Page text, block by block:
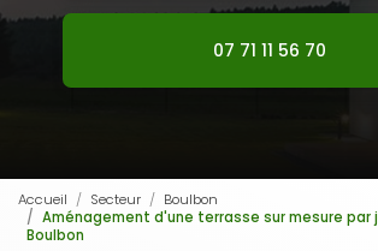
07 71 11 56 70
Accueil Secteur
Boulbon
Aménagement d'une terrasse sur mesure
Boulbon